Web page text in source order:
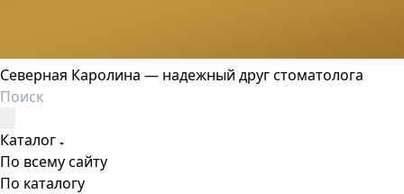
Северная Каролина — надежный друг стоматолога
Каталог
По всему сайту
По каталогу